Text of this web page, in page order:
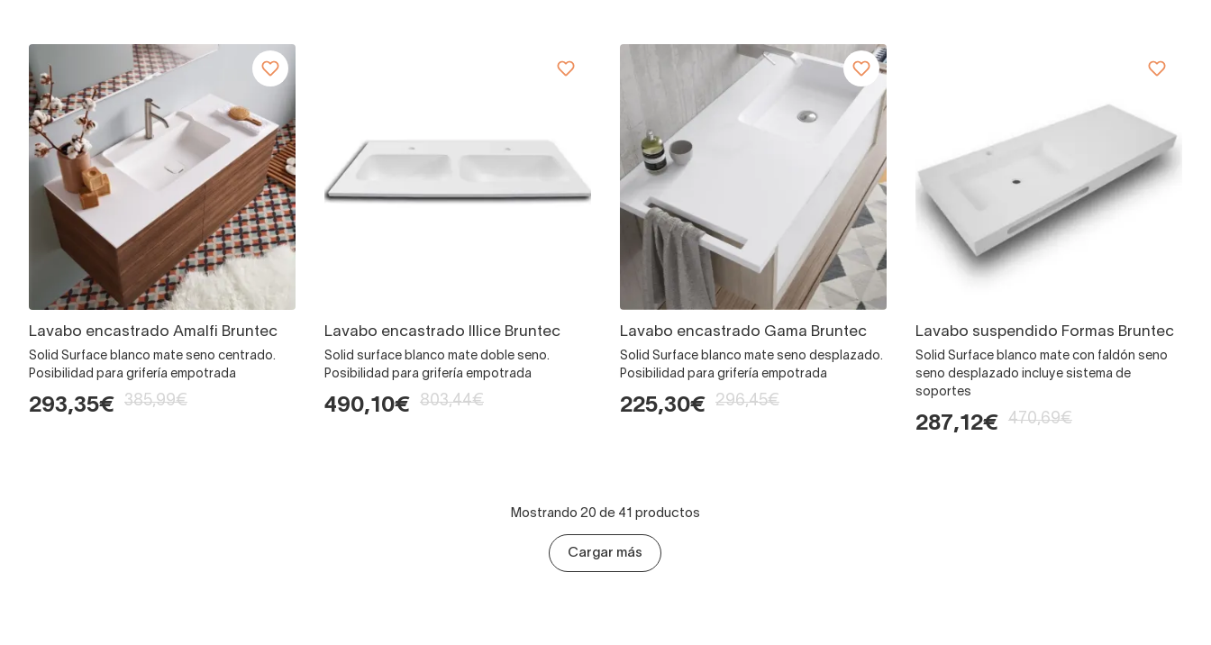
Lavabo encastrado Amalfi Bruntec
Solid Surface blanco mate seno centrado.
Posibilidad para grifería empotrada
293,35€ 385,99€
Lavabo encastrado Illice Bruntec
Solid surface blanco mate doble seno.
Posibilidad para grifería empotrada
490,10€ 803,44€
Lavabo encastrado Gama Bruntec
Solid Surface blanco mate seno desplazado.
Posibilidad para grifería empotrada
225,30€ 296,45€
Lavabo suspendido Formas Bruntec
Solid Surface blanco mate con faldón seno
seno desplazado incluye sistema de
soportes
287,12€ 470,69€
Mostrando 20 de 41 productos
Cargar más